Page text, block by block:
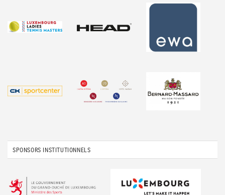
SPONSORS INSTITUTIONNELS